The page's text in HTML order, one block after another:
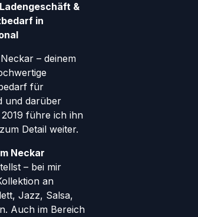
&
in
– deinem
für
und darüber
2019 führe ich ihn
Detail weiter.
Neckar
– bei mir
an
Jazz, Salsa,
Auch im Bereich